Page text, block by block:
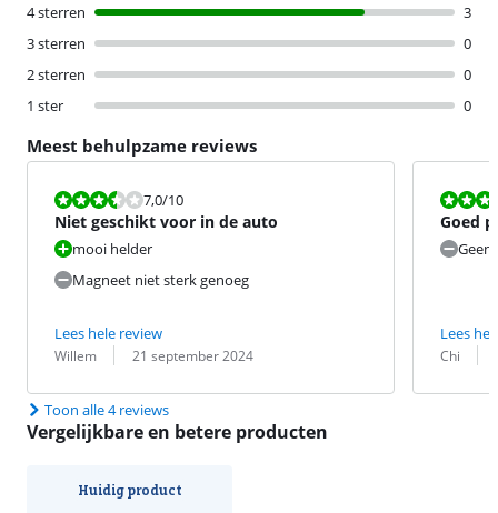
4 sterren
3
3 sterren
0
2 sterren
0
1 ster
0
Meest behulpzame reviews
Beoordeling is 7,0 van de 10.
7,0/10
Niet geschikt voor in de auto
mooi helder
Magneet niet sterk genoeg
Lees hele review
Beoordeling door:
Willem
Datum: 21 september 2024
Goed
Geen
Lees
Chi
Datum:
Toon alle 4 reviews
Vergelijkbare en betere producten
Huidig product